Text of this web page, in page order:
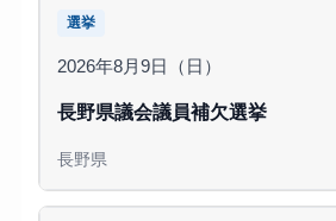
選挙
2026年8月9日（日）
長野県議会議員補欠選挙
長野県